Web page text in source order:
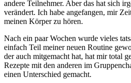
andere Teilnehmer. Aber das hat sich
verändert. Ich habe angefangen, mir
meinen Körper zu hören.
Nach ein paar Wochen wurde vieles
einfach Teil meiner neuen Routine
der auch mitgemacht hat, hat mir total
Rezepte mit den anderen im
einen Unterschied gemacht.